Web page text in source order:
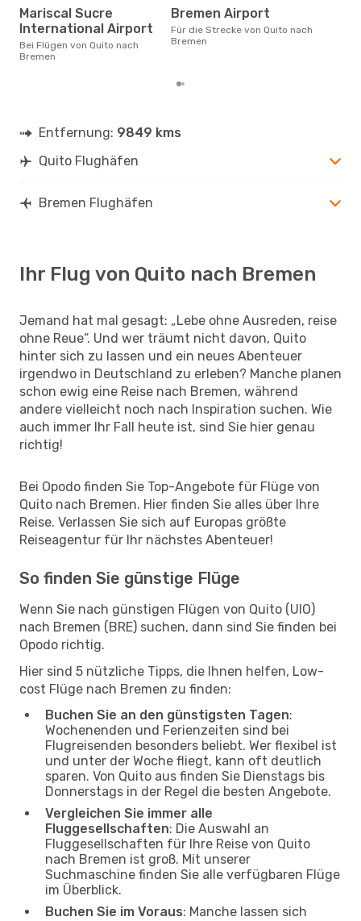
Mariscal Sucre
International Airport
Bei Flügen von Quito nach
Bremen
Bremen Airport
Für die Strecke von Quito nach
Bremen
Entfernung: 9849 kms
Quito Flughäfen
Bremen Flughäfen
Ihr Flug von Quito nach Bremen
Jemand hat mal gesagt: „Lebe ohne Ausreden, reise
ohne Reue“. Und wer träumt nicht davon, Quito
hinter sich zu lassen und ein neues Abenteuer
irgendwo in Deutschland zu erleben? Manche planen
schon ewig eine Reise nach Bremen, während
andere vielleicht noch nach Inspiration suchen. Wie
auch immer Ihr Fall heute ist, sind Sie hier genau
richtig!
Bei Opodo finden Sie Top-Angebote für Flüge von
Quito nach Bremen. Hier finden Sie alles über Ihre
Reise. Verlassen Sie sich auf Europas größte
Reiseagentur für Ihr nächstes Abenteuer!
So finden Sie günstige Flüge
Wenn Sie nach günstigen Flügen von Quito (UIO)
nach Bremen (BRE) suchen, dann sind Sie finden bei
Opodo richtig.
Hier sind 5 nützliche Tipps, die Ihnen helfen, Low-
cost Flüge nach Bremen zu finden:
Buchen Sie an den günstigsten Tagen:
Wochenenden und Ferienzeiten sind bei
Flugreisenden besonders beliebt. Wer flexibel ist
und unter der Woche fliegt, kann oft deutlich
sparen. Von Quito aus finden Sie Dienstags bis
Donnerstags in der Regel die besten Angebote.
Vergleichen Sie immer alle
Fluggesellschaften: Die Auswahl an
Fluggesellschaften für Ihre Reise von Quito
nach Bremen ist groß. Mit unserer
Suchmaschine finden Sie alle verfügbaren Flüge
im Überblick.
Buchen Sie im Voraus: Manche lassen sich